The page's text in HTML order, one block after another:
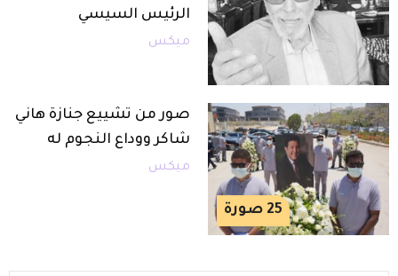
الرئيس السيسي
ميكس
25 صورة
صور من تشييع جنازة هاني
شاكر ووداع النجوم له
ميكس